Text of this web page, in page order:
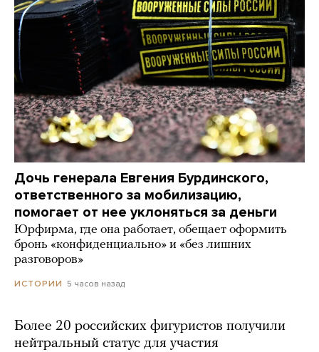
Дочь генерала Евгения Бурдинского,
ответственного за мобилизацию,
помогает от нее уклоняться за деньги
Юрфирма, где она работает, обещает оформить
бронь «конфиденциально» и «без лишних
разговоров»
ИСТОРИИ 5 часов назад
Более 20 российских фигуристов получили
нейтральный статус для участия